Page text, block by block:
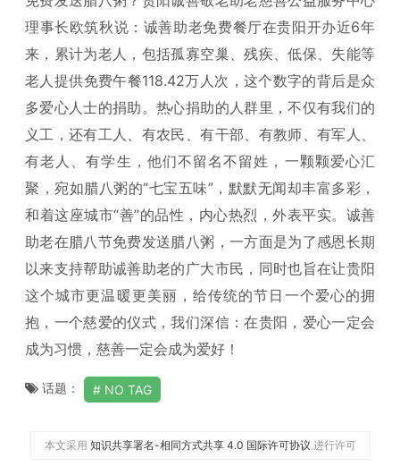
理事长欧筑秋说：诚善助老免费餐厅在贵阳开办近6年
来，累计为老人，包括孤寡空巢、残疾、低保、失能等
老人提供免费午餐118.42万人次，这个数字的背后是众
多爱心人士的捐助。热心捐助的人群里，不仅有我们的
义工，还有工人、有农民、有干部、有教师、有军人、
有老人、有学生，他们不留名不留姓，一颗颗爱心汇
聚，宛如腊八粥的“七宝五味”，默默无闻却丰富多彩，
和着这座城市“善”的品性，内心热烈，外表平实。诚善
助老在腊八节免费发送腊八粥，一方面是为了感恩长期
以来支持帮助诚善助老的广大市民，同时也旨在让贵阳
这个城市更温暖更美丽，给传统的节日一个爱心的拥
抱，一个慈爱的仪式，我们深信：在贵阳，爱心一定会
成为习惯，慈善一定会成为爱好！
话题： NO TAG
本文采用 知识共享署名-相同方式共享 4.0 国际许可协议 进行许可